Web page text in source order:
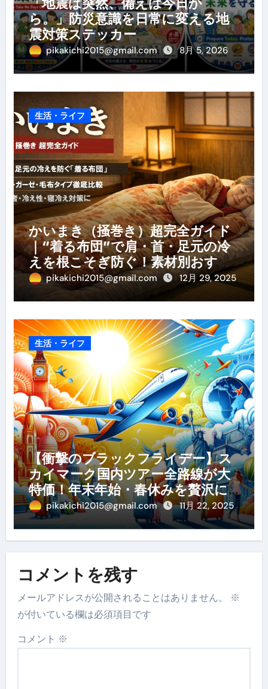
ら。」防災意識を日常に変える地
震対策ステッカー
pikakichi2015@gmail.com 8月 5, 2026
生活・ライフ
かいまき（掻巻き）超完全ガイド
｜“着る布団”で肩・首・足元の冷
えを根こそぎ防ぐ！素材別おすす
め・選び方・洗い方・Q&Aまで
pikakichi2015@gmail.com 12月 29, 2025
生活・ライフ
【衝撃のブラックフライデー】ス
カイマーク国内ツアー全路線が大
特価！年末年始・春休みを贅沢に
過ごす賢い予約ガイド
pikakichi2015@gmail.com 11月 22, 2025
コメントを残す
メールアドレスが公開されることはありません。
※
が付いている欄は必須項目です
コメント ※